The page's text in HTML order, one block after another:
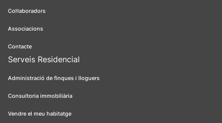
Col·laboradors
Associacions
Contacte
Serveis Residencial
Administració de finques i lloguers
Consultoria immobiliària
Vendre el meu habitatge